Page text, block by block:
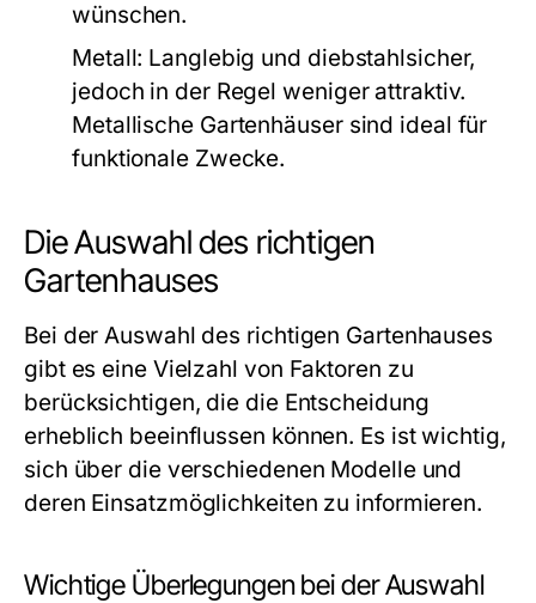
wünschen.
Metall: Langlebig und diebstahlsicher,
jedoch in der Regel weniger attraktiv.
Metallische Gartenhäuser sind ideal für
funktionale Zwecke.
Die Auswahl des richtigen
Gartenhauses
Bei der Auswahl des richtigen Gartenhauses
gibt es eine Vielzahl von Faktoren zu
berücksichtigen, die die Entscheidung
erheblich beeinflussen können. Es ist wichtig,
sich über die verschiedenen Modelle und
deren Einsatzmöglichkeiten zu informieren.
Wichtige Überlegungen bei der Auswahl